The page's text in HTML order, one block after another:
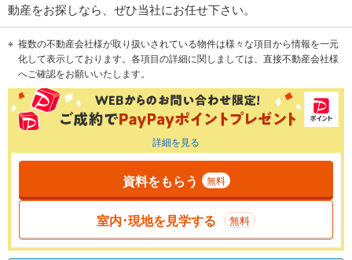
動産をお探しなら、ぜひ当社にお任せ下さい。
複数の不動産会社様が取り扱いされている物件は様々な項目から情報を一元
化して表示しております。各項目の詳細に関しましては、直接不動産会社様
へご確認をお願いいたします。
詳細を見る
資料をもらう 無料
室内･現地を見学する 無料